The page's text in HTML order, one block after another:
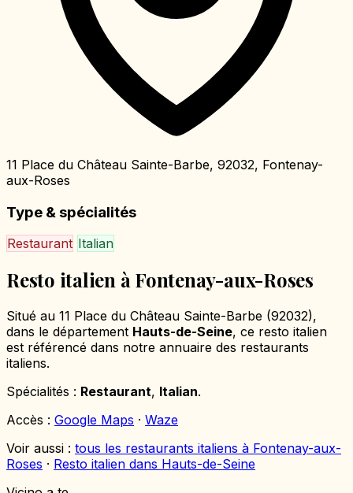
11 Place du Château Sainte-Barbe, 92032, Fontenay-
aux-Roses
Type & spécialités
Restaurant Italian
Resto italien à Fontenay-aux-Roses
Situé au 11 Place du Château Sainte-Barbe (92032),
dans le département Hauts-de-Seine, ce resto italien
est référencé dans notre annuaire des restaurants
italiens.
Spécialités : Restaurant, Italian.
Accès : Google Maps · Waze
Voir aussi : tous les restaurants italiens à Fontenay-aux-
Roses · Resto italien dans Hauts-de-Seine